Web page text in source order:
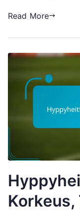
Read More